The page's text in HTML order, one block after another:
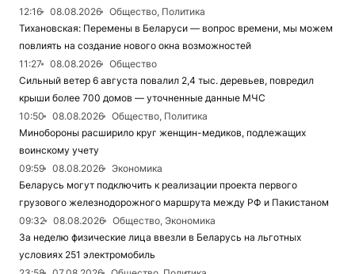
12:16
08.08.2026
Общество, Политика
Тихановская: Перемены в Беларуси — вопрос времени, мы можем
повлиять на создание нового окна возможностей
11:27
08.08.2026
Общество
Сильный ветер 6 августа повалил 2,4 тыс. деревьев, повредил
крыши более 700 домов — уточненные данные МЧС
10:50
08.08.2026
Общество, Политика
Минобороны расширило круг женщин-медиков, подлежащих
воинскому учету
09:59
08.08.2026
Экономика
Беларусь могут подключить к реализации проекта первого
грузового железнодорожного маршрута между РФ и Пакистаном
09:32
08.08.2026
Общество, Экономика
За неделю физические лица ввезли в Беларусь на льготных
условиях 251 электромобиль